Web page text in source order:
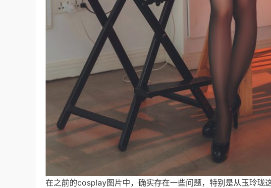
在之前的cosplay图片中，确实存在一些问题，特别是从玉玲珑